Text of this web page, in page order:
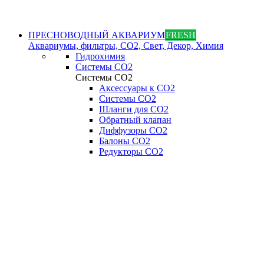
ПРЕСНОВОДНЫЙ АКВАРИУМFRESH
Аквариумы, фильтры, СО2, Свет, Декор, Химия
Гидрохимия
Системы СО2
Системы СО2
Аксессуары к СО2
Системы СО2
Шланги для CO2
Обратный клапан
Диффузоры СO2
Балоны CO2
Редукторы CO2